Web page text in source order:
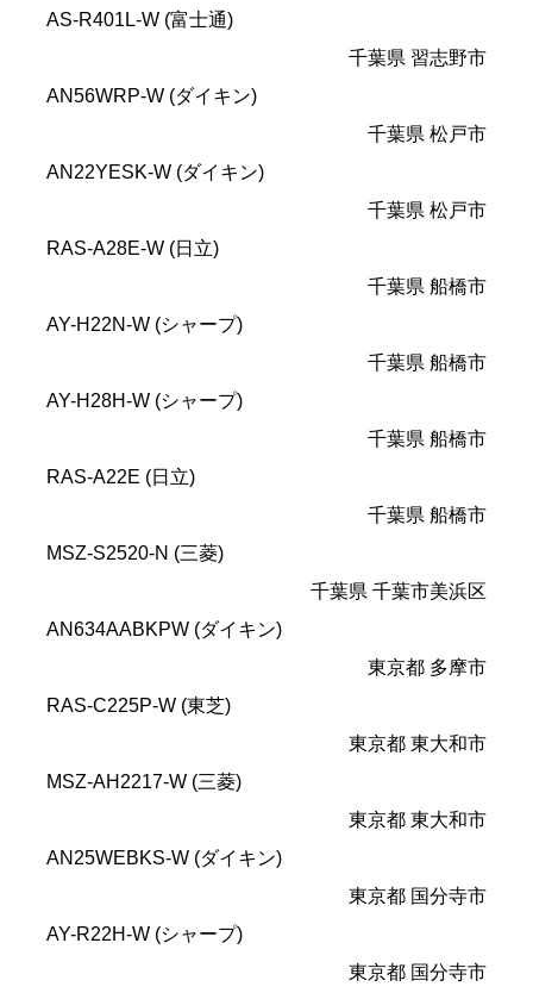
AS-R401L-W (富士通)
千葉県 習志野市
AN56WRP-W (ダイキン)
千葉県 松戸市
AN22YESK-W (ダイキン)
千葉県 松戸市
RAS-A28E-W (日立)
千葉県 船橋市
AY-H22N-W (シャープ)
千葉県 船橋市
AY-H28H-W (シャープ)
千葉県 船橋市
RAS-A22E (日立)
千葉県 船橋市
MSZ-S2520-N (三菱)
千葉県 千葉市美浜区
AN634AABKPW (ダイキン)
東京都 多摩市
RAS-C225P-W (東芝)
東京都 東大和市
MSZ-AH2217-W (三菱)
東京都 東大和市
AN25WEBKS-W (ダイキン)
東京都 国分寺市
AY-R22H-W (シャープ)
東京都 国分寺市